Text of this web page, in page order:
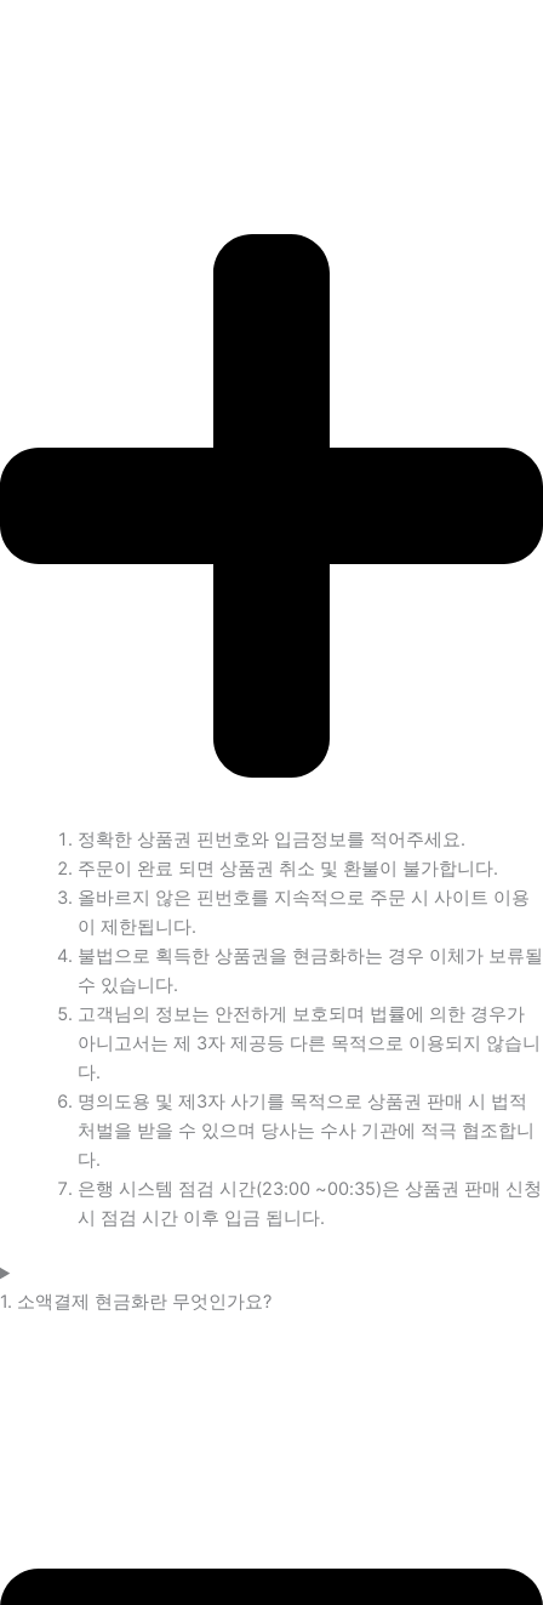
정확한 상품권 핀번호와 입금정보를 적어주세요.
주문이 완료 되면 상품권 취소 및 환불이 불가합니다.
올바르지 않은 핀번호를 지속적으로 주문 시 사이트 이용
이 제한됩니다.
불법으로 획득한 상품권을 현금화하는 경우 이체가 보류될
수 있습니다.
고객님의 정보는 안전하게 보호되며 법률에 의한 경우가
아니고서는 제 3자 제공등 다른 목적으로 이용되지 않습니
다.
명의도용 및 제3자 사기를 목적으로 상품권 판매 시 법적
처벌을 받을 수 있으며 당사는 수사 기관에 적극 협조합니
다.
은행 시스템 점검 시간(23:00 ~00:35)은 상품권 판매 신청
시 점검 시간 이후 입금 됩니다.
1. 소액결제 현금화란 무엇인가요?